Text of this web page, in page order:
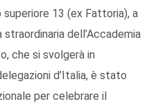
13 (ex Fattoria), a
dell’Accademia
che si svolgerà in
d’Italia, è stato
per celebrare il